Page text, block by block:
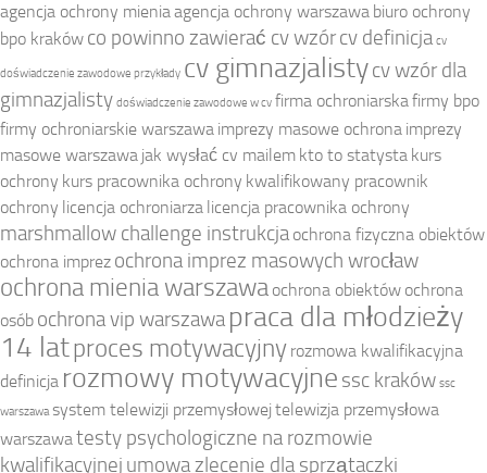
agencja ochrony mieniaagencja ochrony warszawa biuro ochrony
bpo kraków co powinno zawierać cv wzórcv definicja cv
doświadczenie zawodowe przykłady cv gimnazjalistycv wzór dla
gimnazjalisty doświadczenie zawodowe w cv firma ochroniarskafirmy bpo
firmy ochroniarskie warszawa imprezy masowe ochrona imprezy
masowe warszawa jak wysłać cv mailem kto to statysta kurs
ochrony kurs pracownika ochrony kwalifikowany pracownik
ochrony licencja ochroniarza licencja pracownika ochrony
marshmallow challenge instrukcja ochrona fizyczna obiektów
ochrona imprez ochrona imprez masowych wrocław
ochrona mienia warszawa ochrona obiektów ochrona
osób ochrona vip warszawa praca dla młodzieży
14 latproces motywacyjny rozmowa kwalifikacyjna
definicja rozmowy motywacyjne ssc kraków ssc
warszawa system telewizji przemysłowej telewizja przemysłowa
warszawatesty psychologiczne na rozmowie
kwalifikacyjnej umowa zlecenie dla sprzątaczki